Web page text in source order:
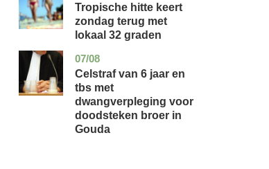
Tropische hitte keert
zondag terug met
lokaal 32 graden
07/08
zuid-
holland
nieuws
Celstraf van 6 jaar en
tbs met
dwangverpleging voor
doodsteken broer in
Gouda